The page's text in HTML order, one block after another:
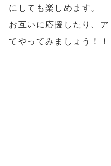
にしても楽しめます。
お互いに応援したり、
てやってみましょう！！